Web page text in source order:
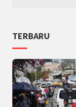
TERBARU